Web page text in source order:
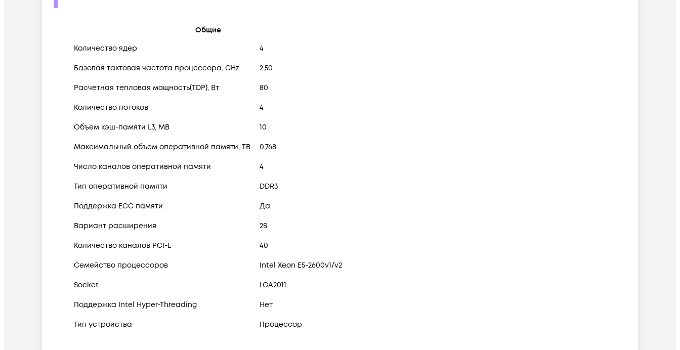
Общие
Количество ядер
4
Базовая тактовая частота процессора, GHz 2,50
Расчетная тепловая мощность(TDP), Вт 80
Количество потоков 4
Объем кэш-памяти L3, MB 10
Максимальный объем оперативной памяти, TB 0,768
Число каналов оперативной памяти 4
Тип оперативной памяти DDR3
Поддержка ECC памяти Да
Вариант расширения 2S
Количество каналов PCI-E 40
Семейство процессоров Intel Xeon E5-2600v1/v2
Socket LGA2011
Поддержка Intel Hyper-Threading Нет
Тип устройства Процессор